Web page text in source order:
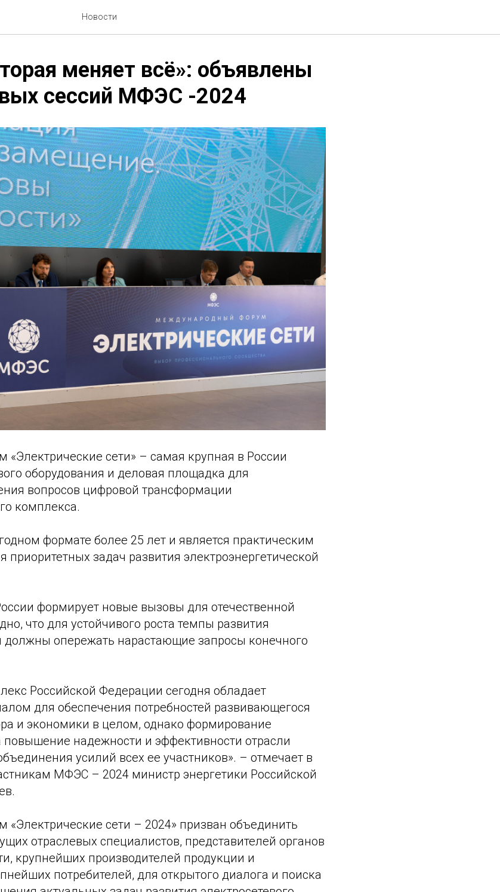
Новости
меняет всё»: объявлены
сессий МФЭС -2024
сети» – самая крупная в России
оборудования и деловая площадка для
вопросов цифровой трансформации
комплекса.
формате более 25 лет и является практическим
задач развития электроэнергетической
формирует новые вызовы для отечественной
что для устойчивого роста темпы развития
должны опережать нарастающие запросы конечного
Российской Федерации сегодня обладает
для обеспечения потребностей развивающегося
и экономики в целом, однако формирование
повышение надежности и эффективности отрасли
усилий всех ее участников». – отмечает в
МФЭС – 2024 министр энергетики Российской
сети – 2024» призван объединить
отраслевых специалистов, представителей органов
крупнейших производителей продукции и
потребителей, для открытого диалога и поиска